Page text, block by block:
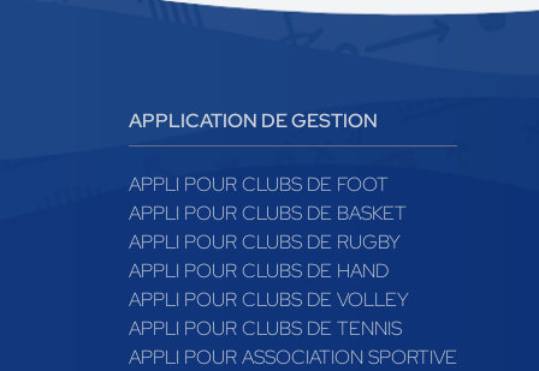
APPLICATION DE GESTION
APPLI POUR CLUBS DE FOOT
APPLI POUR CLUBS DE BASKET
APPLI POUR CLUBS DE RUGBY
APPLI POUR CLUBS DE HAND
APPLI POUR CLUBS DE VOLLEY
APPLI POUR CLUBS DE TENNIS
APPLI POUR ASSOCIATION SPORTIVE